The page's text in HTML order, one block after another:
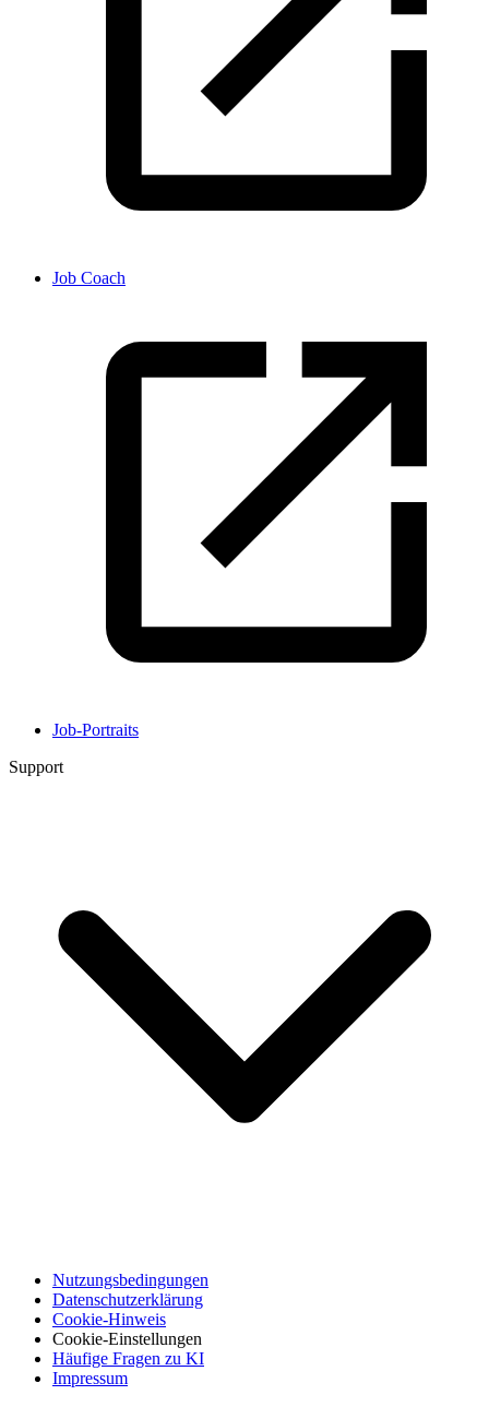
Job Coach
Job-Portraits
Support
Nutzungsbedingungen
Datenschutzerklärung
Cookie-Hinweis
Cookie-Einstellungen
Häufige Fragen zu KI
Impressum